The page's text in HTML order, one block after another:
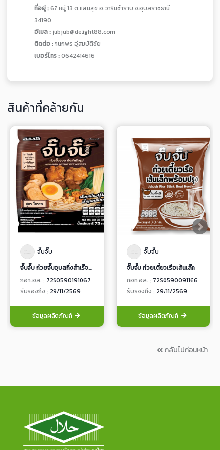
ที่อยู่ :67 หมู่ 13 ต.แสนสุข อ.วารินชำราบ จ.อุบลราชธานี
34190
อีเมล : jubjub@delight88.com
ติดต่อ :กนกพร อู่สมบัติชัย
เบอร์โทร :0642414616
สินค้าที่คล้ายกัน
จั๊บจั๊บ
จั๊บจั๊บ ก๋วยจั๊บอุบลกึ่งสำเร็จรูป สูตรโบราณ
กอท.ฮล. : 72S0590191067
รับรองถึง : 29/11/2569
ข้อมูลผลิตภัณฑ์
จั๊บจั๊บ
จั๊บจั๊บ ก๋วยเตี๋ยวเรือเส้นเล็ก
กอท.ฮล. : 72S0590091166
รับรองถึง : 29/11/2569
ข้อมูลผลิตภัณฑ์
กลับไปก่อนหน้า